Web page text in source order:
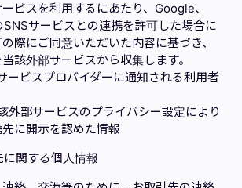
ビスを利用するにあたり、Google、
SNSサービスとの連携を許可した場合に
際にご同意いただいた内容に基づき、
該外部サービスから収集します。
ービスプロバイダーに通知される利用者
外部サービスのプライバシー設定により
に開示を認めた情報
関する個人情報